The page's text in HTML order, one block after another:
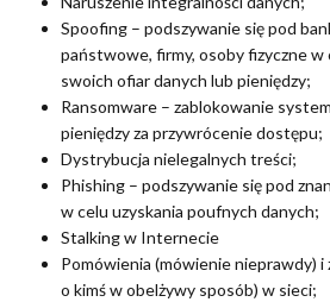
Spoofing – podszywanie się pod
państwowe, firmy, osoby fizyczne w
swoich ofiar danych lub pieniędzy;
Ransomware – zablokowanie
pieniędzy za przywrócenie dostępu;
Dystrybucja nielegalnych treści;
Phishing – podszywanie się pod
w celu uzyskania poufnych danych;
Stalking w Internecie
Pomówienia (mówienie nieprawdy)
o kimś w obelżywy sposób) w sieci;